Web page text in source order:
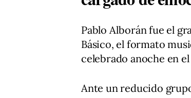
Pablo Alborán fue el
Básico, el formato
celebrado anoche en el
Ante un reducido